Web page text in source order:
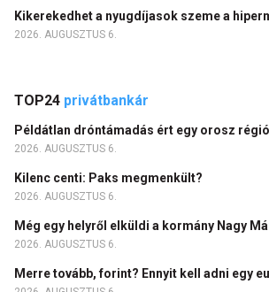
Kikerekedhet a nyugdíjasok szeme a
2026. AUGUSZTUS 6.
TOP24 privátbankár
Példátlan dróntámadás ért egy orosz
2026. AUGUSZTUS 6.
Kilenc centi: Paks megmenkült?
2026. AUGUSZTUS 6.
Még egy helyről elküldi a kormány Nagy
2026. AUGUSZTUS 6.
Merre tovább, forint? Ennyit kell adni egy